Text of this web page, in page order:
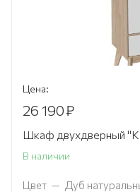
Цена:
26 190₽
Шкаф двухдверный
В наличии
Цвет — Дуб